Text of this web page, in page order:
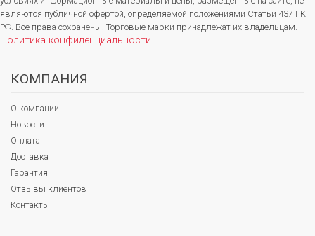
являются публичной офертой, определяемой положениями Статьи 437 ГК
РФ. Все права сохранены. Торговые марки принадлежат их владельцам.
Политика конфиденциальности.
КОМПАНИЯ
О компании
Новости
Оплата
Доставка
Гарантия
Отзывы клиентов
Контакты